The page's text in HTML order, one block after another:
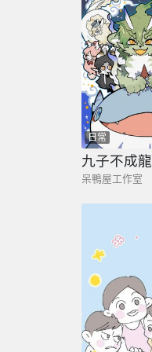
日常
九子不成龍
呆鴨屋工作室